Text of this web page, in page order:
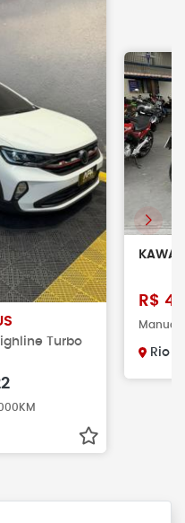
Turbo
R$
Manual
Rio